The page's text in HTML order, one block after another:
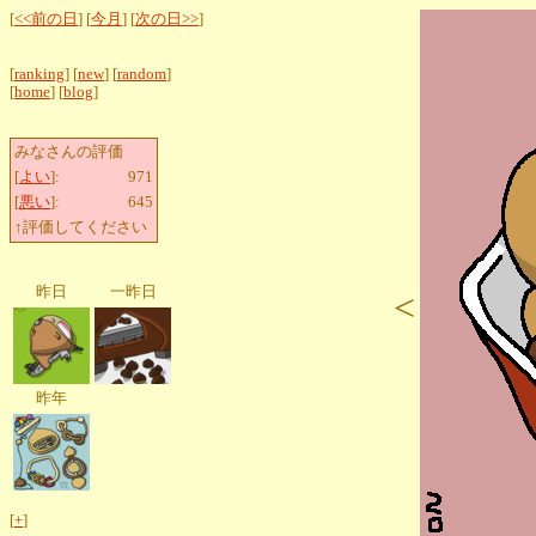
[<<前の日 ] [今月 ] [次の日>>]
[ranking] [new] [random]
[home] [blog]
みなさんの評価
[よい]:
971
[悪い]:
645
↑評価してください
昨日 一昨日
昨年
[+]
<